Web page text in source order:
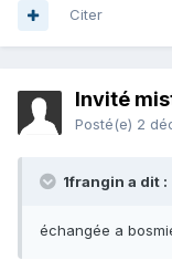
Citer
Invité
Posté(e) 2
1frangin a dit :
échangée a